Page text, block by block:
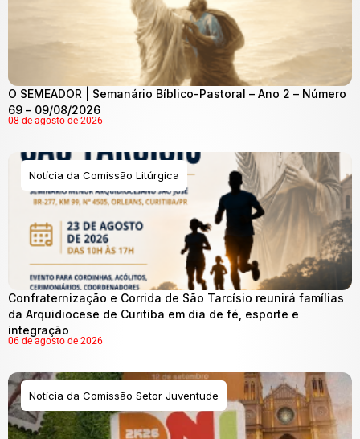
O SEMEADOR | Semanário Bíblico-Pastoral – Ano 2 – Número
69 – 09/08/2026
08 de agosto de 2026
Notícia da Comissão Litúrgica
Confraternização e Corrida de São Tarcísio reunirá famílias
da Arquidiocese de Curitiba em dia de fé, esporte e
integração
06 de agosto de 2026
Notícia da Comissão Setor Juventude